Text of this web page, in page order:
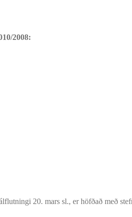
2008:
20. mars sl., er höfðað með